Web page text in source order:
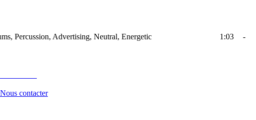
Percussion, Advertising, Neutral, Energetic 1:03 -
Nous contacter